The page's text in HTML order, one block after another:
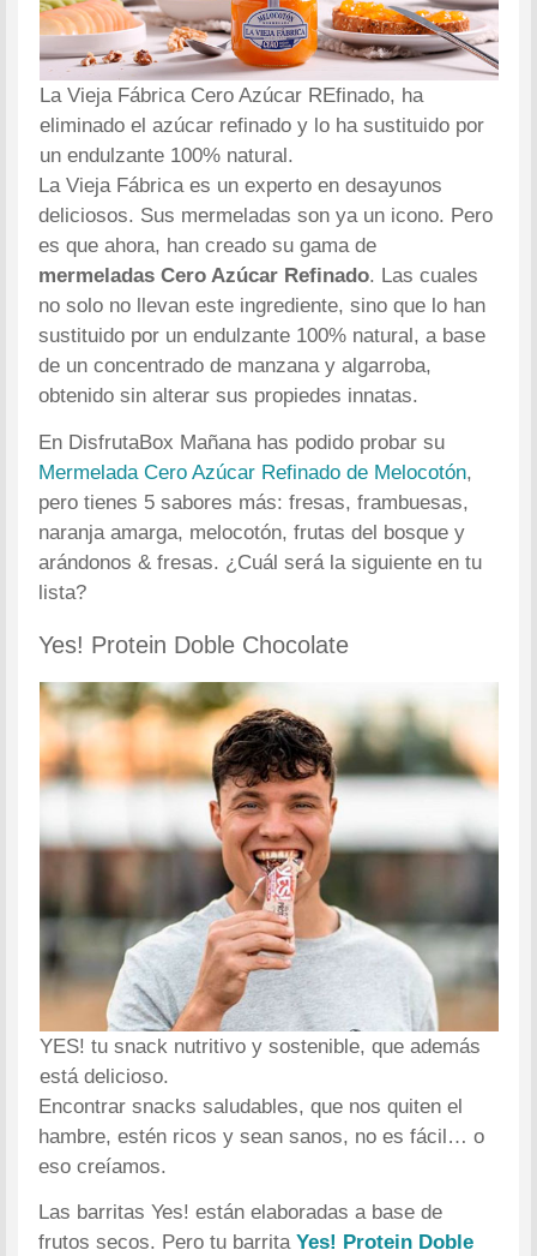
La Vieja Fábrica Cero Azúcar REfinado, ha
eliminado el azúcar refinado y lo ha sustituido por
un endulzante 100% natural.
La Vieja Fábrica es un experto en desayunos
deliciosos. Sus mermeladas son ya un icono. Pero
es que ahora, han creado su gama de
mermeladas Cero Azúcar Refinado. Las cuales
no solo no llevan este ingrediente, sino que lo han
sustituido por un endulzante 100% natural, a base
de un concentrado de manzana y algarroba,
obtenido sin alterar sus propiedes innatas.
En DisfrutaBox Mañana has podido probar su
Mermelada Cero Azúcar Refinado de Melocotón,
pero tienes 5 sabores más: fresas, frambuesas,
naranja amarga, melocotón, frutas del bosque y
arándonos & fresas. ¿Cuál será la siguiente en tu
lista?
Yes! Protein Doble Chocolate
YES! tu snack nutritivo y sostenible, que además
está delicioso.
Encontrar snacks saludables, que nos quiten el
hambre, estén ricos y sean sanos, no es fácil… o
eso creíamos.
Las barritas Yes! están elaboradas a base de
frutos secos. Pero tu barritaYes! Protein Doble